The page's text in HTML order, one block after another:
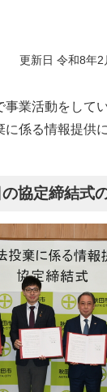
更新日 令和8年2
業活動をして
に係る情報提供
協定締結式